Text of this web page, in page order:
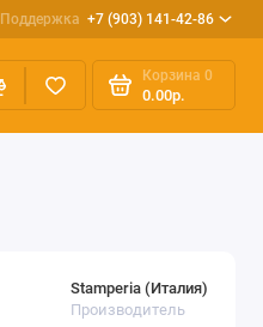
Поддержка +7 (903) 141-42-86
Корзина 0
0.00р.
Stamperia (Италия)
Производитель